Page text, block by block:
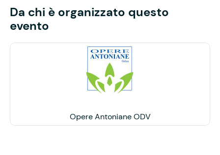
Da chi è organizzato questo
evento
Opere Antoniane ODV